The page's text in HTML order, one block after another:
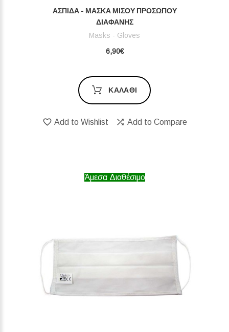
ΑΣΠΊΔΑ - ΜΆΣΚΑ ΜΙΣΟΎ ΠΡΟΣΏΠΟΥ
ΔΙΑΦΑΝΉΣ
Masks - Gloves
6,90€
ΚΑΛΆΘΙ
Add to Wishlist Add to Compare
Άμεσα Διαθέσιμο